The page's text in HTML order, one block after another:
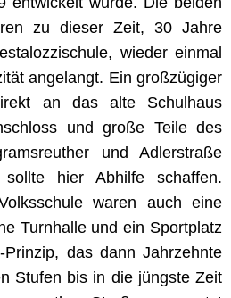
zu dieser Zeit, 30 Jahre
wieder einmal
angelangt. Ein großzügiger
an das alte Schulhaus
und große Teile des
und Adlerstraße
sollte hier Abhilfe schaffen.
waren auch eine
Turnhalle und ein Sportplatz
das dann Jahrzehnte
Stufen bis in die jüngste Zeit